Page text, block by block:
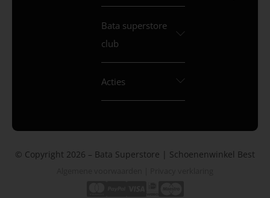
Bata superstore
club
Acties
© Copyright 2026 – Bata Superstore | Schoenenwinkel Best